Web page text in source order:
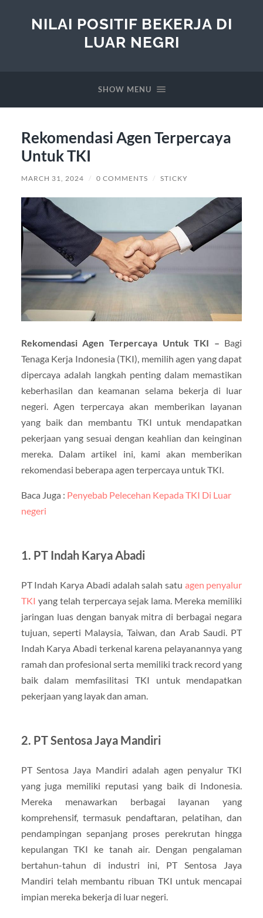
NILAI POSITIF BEKERJA DI
LUAR NEGRI
SHOW MENU
Rekomendasi Agen Terpercaya
Untuk TKI
MARCH 31, 2024 / 0 COMMENTS / STICKY
Rekomendasi Agen Terpercaya Untuk TKI – Bagi
Tenaga Kerja Indonesia (TKI), memilih agen yang dapat
dipercaya adalah langkah penting dalam memastikan
keberhasilan dan keamanan selama bekerja di luar
negeri. Agen terpercaya akan memberikan layanan
yang baik dan membantu TKI untuk mendapatkan
pekerjaan yang sesuai dengan keahlian dan keinginan
mereka. Dalam artikel ini, kami akan memberikan
rekomendasi beberapa agen terpercaya untuk TKI.
Baca Juga : Penyebab Pelecehan Kepada TKI Di Luar
negeri
1. PT Indah Karya Abadi
PT Indah Karya Abadi adalah salah satu agen penyalur
TKI yang telah terpercaya sejak lama. Mereka memiliki
jaringan luas dengan banyak mitra di berbagai negara
tujuan, seperti Malaysia, Taiwan, dan Arab Saudi. PT
Indah Karya Abadi terkenal karena pelayanannya yang
ramah dan profesional serta memiliki track record yang
baik dalam memfasilitasi TKI untuk mendapatkan
pekerjaan yang layak dan aman.
2. PT Sentosa Jaya Mandiri
PT Sentosa Jaya Mandiri adalah agen penyalur TKI
yang juga memiliki reputasi yang baik di Indonesia.
Mereka menawarkan berbagai layanan yang
komprehensif, termasuk pendaftaran, pelatihan, dan
pendampingan sepanjang proses perekrutan hingga
kepulangan TKI ke tanah air. Dengan pengalaman
bertahun-tahun di industri ini, PT Sentosa Jaya
Mandiri telah membantu ribuan TKI untuk mencapai
impian mereka bekerja di luar negeri.